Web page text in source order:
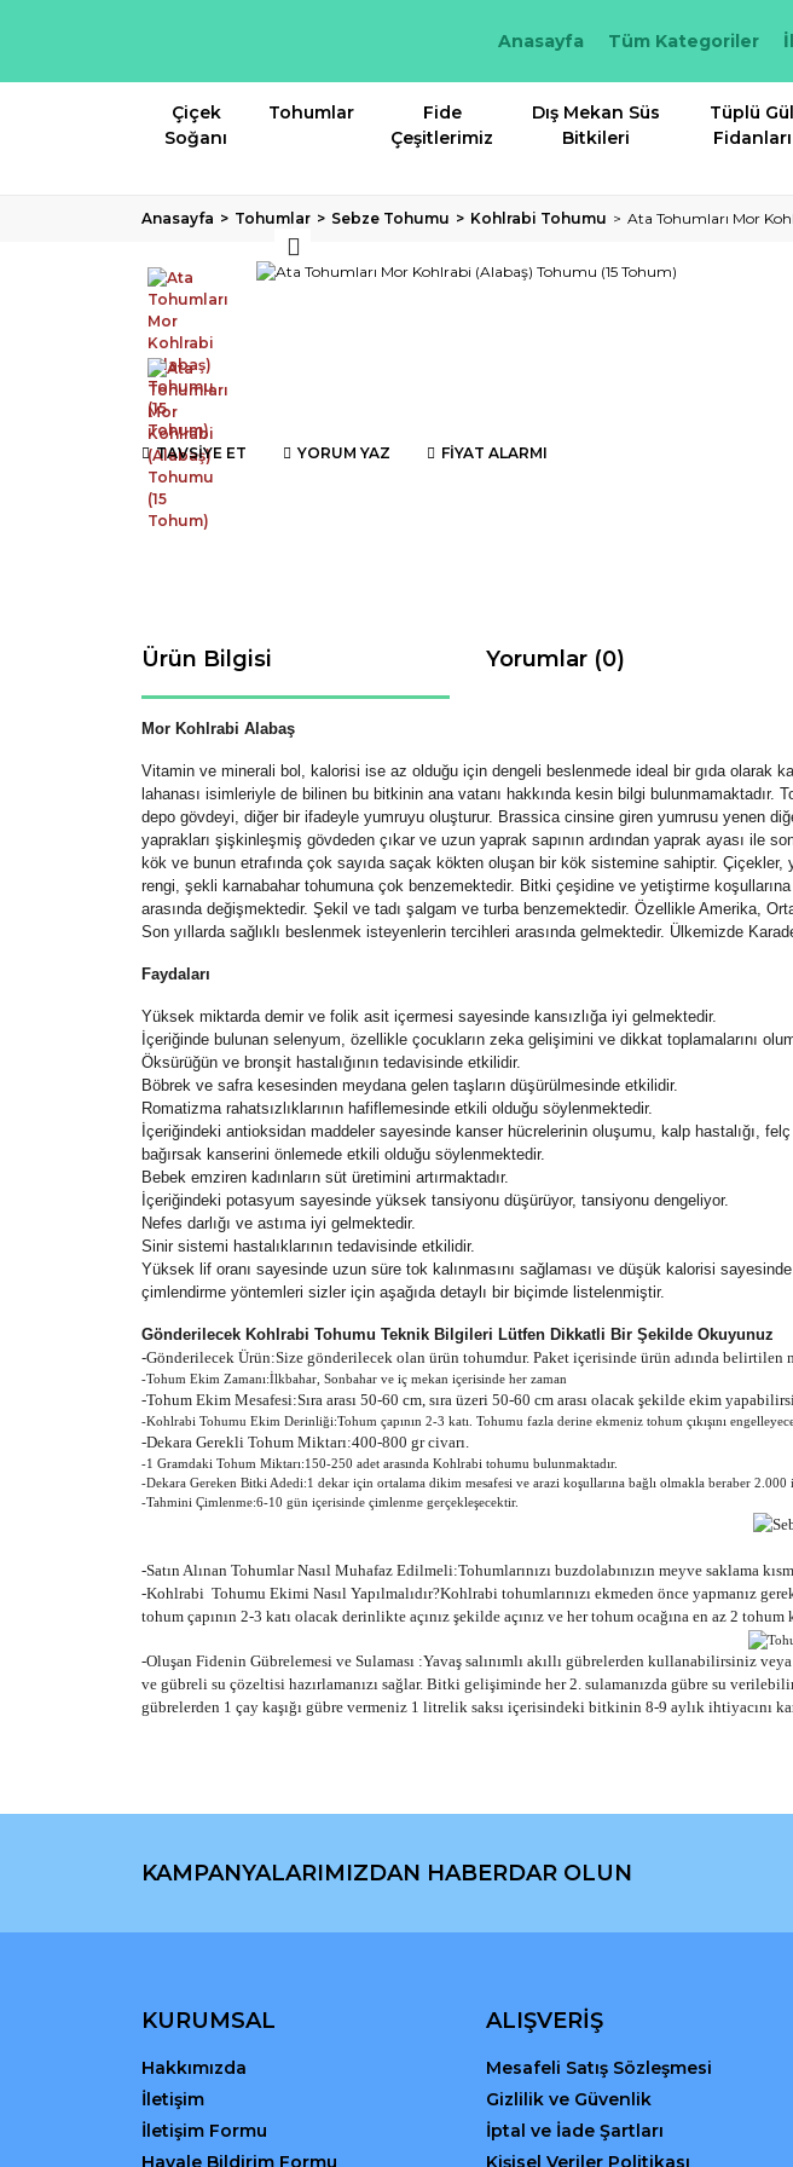
Anasayfa Tüm Kategoriler
Çiçek
Soğanı
Tohumlar
Fide
Çeşitlerimiz
Dış Mekan Süs
Bitkileri
Tüplü Gül
Fidanları
Anasayfa Tohumlar Sebze Tohumu Kohlrabi Tohumu Ata Tohumları Mor
TAVSİYE ET YORUM YAZ FİYAT ALARMI
Ürün Bilgisi Yorumlar (0)
Mor Kohlrabi Alabaş
Vitamin ve minerali bol, kalorisi ise az olduğu için dengeli beslenmede ideal bir gıda olarak
lahanası isimleriyle de bilinen bu bitkinin ana vatanı hakkında kesin bilgi
depo gövdeyi, diğer bir ifadeyle yumruyu oluşturur. Brassica cinsine giren yumrusu yenen
yaprakları şişkinleşmiş gövdeden çıkar ve uzun yaprak sapının ardından yaprak ayası ile
kök ve bunun etrafında çok sayıda saçak kökten oluşan bir kök sistemine sahiptir.
rengi, şekli karnabahar tohumuna çok benzemektedir. Bitki çeşidine ve yetiştirme koşullarına
arasında değişmektedir. Şekil ve tadı şalgam ve turba benzemektedir. Özellikle Amerika,
Son yıllarda sağlıklı beslenmek isteyenlerin tercihleri arasında gelmektedir. Ülkemizde
Faydaları
Yüksek miktarda demir ve folik asit içermesi sayesinde kansızlığa iyi gelmektedir.
İçeriğinde bulunan selenyum, özellikle çocukların zeka gelişimini ve dikkat toplamalarını
Öksürüğün ve bronşit hastalığının tedavisinde etkilidir.
Böbrek ve safra kesesinden meydana gelen taşların düşürülmesinde etkilidir.
Romatizma rahatsızlıklarının hafiflemesinde etkili olduğu söylenmektedir.
İçeriğindeki antioksidan maddeler sayesinde kanser hücrelerinin oluşumu, kalp hastalığı,
bağırsak kanserini önlemede etkili olduğu söylenmektedir.
Bebek emziren kadınların süt üretimini artırmaktadır.
İçeriğindeki potasyum sayesinde yüksek tansiyonu düşürüyor, tansiyonu dengeliyor.
Nefes darlığı ve astıma iyi gelmektedir.
Sinir sistemi hastalıklarının tedavisinde etkilidir.
Yüksek lif oranı sayesinde uzun süre tok kalınmasını sağlaması ve düşük kalorisi
çimlendirme yöntemleri sizler için aşağıda detaylı bir biçimde listelenmiştir.
Gönderilecek Kohlrabi Tohumu Teknik Bilgileri Lütfen Dikkatli Bir Şekilde Okuyunuz
-Gönderilecek Ürün:Size gönderilecek olan ürün tohumdur. Paket içerisinde ürün adında
-Tohum Ekim Zamanı:İlkbahar, Sonbahar ve iç mekan içerisinde her zaman
-Tohum Ekim Mesafesi:Sıra arası 50-60 cm, sıra üzeri 50-60 cm arası olacak şekilde ekim
-Kohlrabi Tohumu Ekim Derinliği:Tohum çapının 2-3 katı. Tohumu fazla derine ekmeniz tohum çıkışını
-Dekara Gerekli Tohum Miktarı:400-800 gr civarı.
-1 Gramdaki Tohum Miktarı:150-250 adet arasında Kohlrabi tohumu bulunmaktadır.
-Dekara Gereken Bitki Adedi:1 dekar için ortalama dikim mesafesi ve arazi koşullarına bağlı olmakla beraber 2.000
-Tahmini Çimlenme:6-10 gün içerisinde çimlenme gerçekleşecektir.
-Satın Alınan Tohumlar Nasıl Muhafaz Edilmeli:Tohumlarınızı buzdolabınızın meyve saklama
-Kohlrabi Tohumu Ekimi Nasıl Yapılmalıdır?Kohlrabi tohumlarınızı ekmeden önce yapmanız
tohum çapının 2-3 katı olacak derinlikte açınız şekilde açınız ve her tohum ocağına en az 2 tohum
-Oluşan Fidenin Gübrelemesi ve Sulaması :Yavaş salınımlı akıllı gübrelerden kullanabilirsiniz
ve gübreli su çözeltisi hazırlamanızı sağlar. Bitki gelişiminde her 2. sulamanızda gübre su
gübrelerden 1 çay kaşığı gübre vermeniz 1 litrelik saksı içerisindeki bitkinin 8-9 aylık ihtiyacını
Görüş ve önerileriniz için teşekkür ederiz.
Ürün resmi kalitesiz, bozuk veya görüntülenemiyor.
KAMPANYALARIMIZDAN HABERDAR OLUN
KURUMSAL
Hakkımızda
İletişim
İletişim Formu
ALIŞVERİŞ
Mesafeli Satış Sözleşmesi
Gizlilik ve Güvenlik
İptal ve İade Şartları